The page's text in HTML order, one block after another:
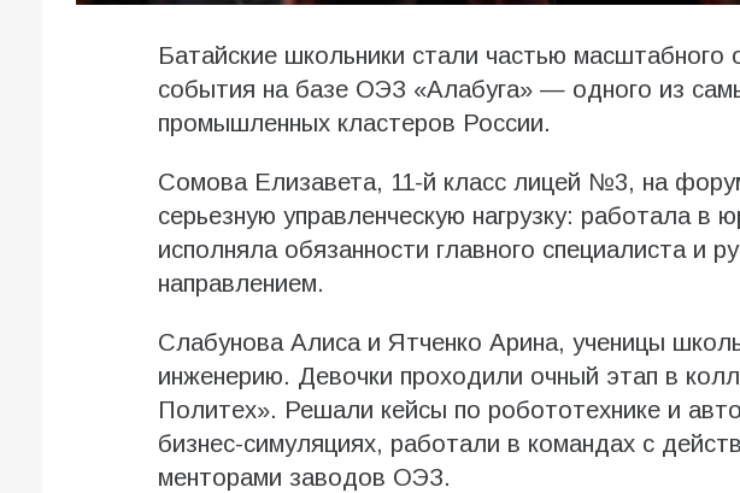
Батайские школьники стали частью масштабного
события на базе ОЭЗ «Алабуга» — одного из
промышленных кластеров России.
Сомова Елизавета, 11-й класс лицей №3, на
серьезную управленческую нагрузку: работала в
исполняла обязанности главного специалиста и
направлением.
Слабунова Алиса и Ятченко Арина, ученицы
инженерию. Девочки проходили очный этап в
Политех». Решали кейсы по робототехнике и
бизнес-симуляциях, работали в командах с
менторами заводов ОЭЗ.